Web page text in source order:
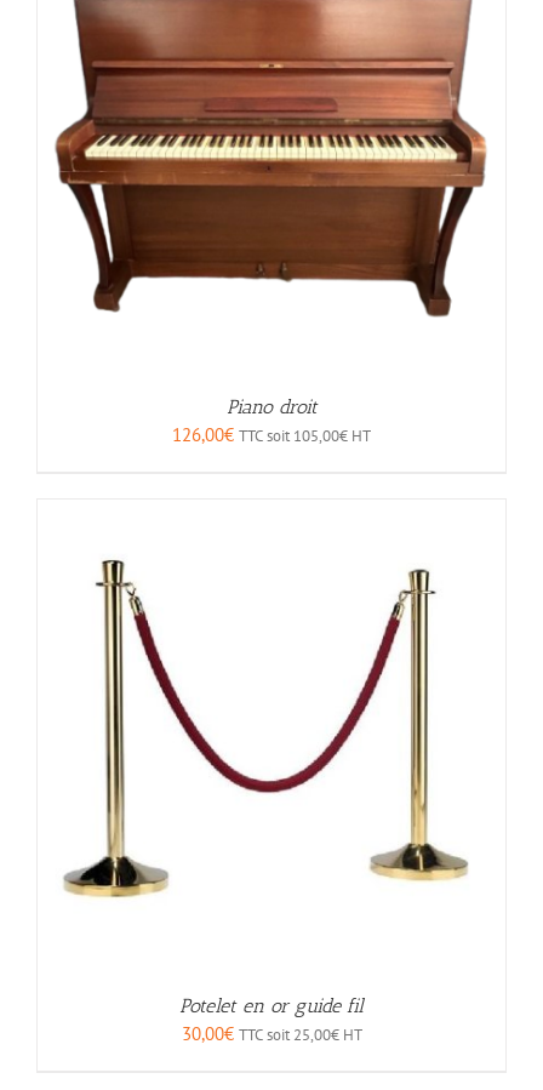
Piano droit
126,00€ TTC soit 105,00€ HT
Potelet en or guide fil
30,00€ TTC soit 25,00€HT